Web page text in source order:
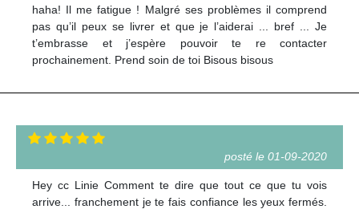
haha! Il me fatigue ! Malgré ses problèmes il comprend
pas qu’il peux se livrer et que je l’aiderai ... bref ... Je
t’embrasse et j’espère pouvoir te re contacter
prochainement. Prend soin de toi Bisous bisous
posté le 01-09-2020
Hey cc Linie Comment te dire que tout ce que tu vois
arrive... franchement je te fais confiance les yeux fermés.